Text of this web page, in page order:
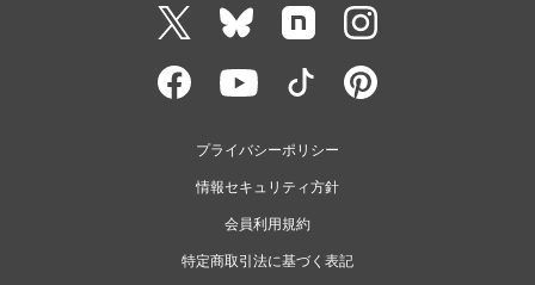
プライバシーポリシー
情報セキュリティ方針
会員利用規約
特定商取引法に基づく表記